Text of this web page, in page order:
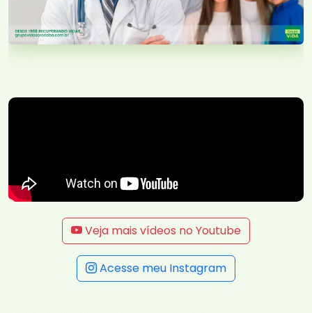
Veja mais vídeos no Youtube
Acesse meu Instagram